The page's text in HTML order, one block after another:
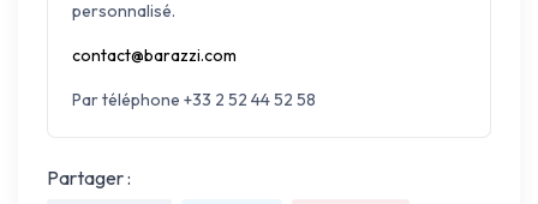
personnalisé.
contact@barazzi.com
Par téléphone +33 2 52 44 52 58
Partager :